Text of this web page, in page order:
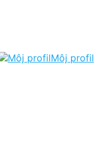
Môj profil